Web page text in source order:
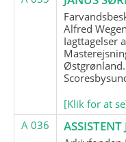
Alfred
Iagttagelser
[Klik for at
A 036